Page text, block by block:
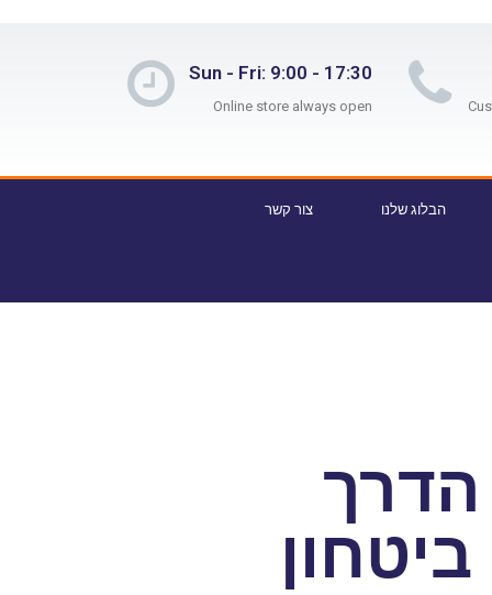
Sun - Fri: 9:00 - 17:30
Online store always open
הבלוג שלנו צור קשר